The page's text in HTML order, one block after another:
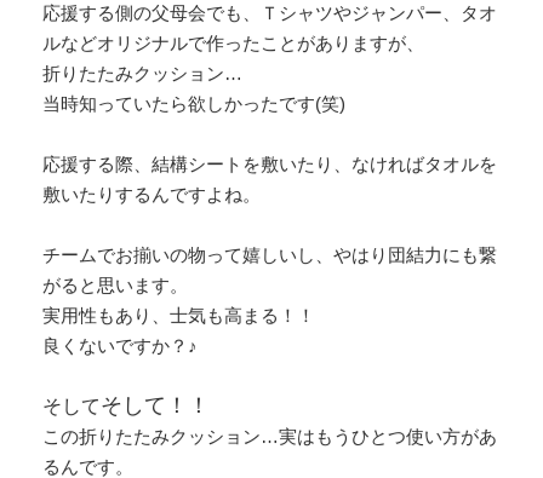
応援する側の父母会でも、Ｔシャツやジャンパー、タオ
ルなどオリジナルで作ったことがありますが、
折りたたみクッション…
当時知っていたら欲しかったです(笑)
応援する際、結構シートを敷いたり、なければタオルを
敷いたりするんですよね。
チームでお揃いの物って嬉しいし、やはり団結力にも繋
がると思います。
実用性もあり、士気も高まる！！
良くないですか？♪
そしてそして！！
この折りたたみクッション…実はもうひとつ使い方があ
るんです。